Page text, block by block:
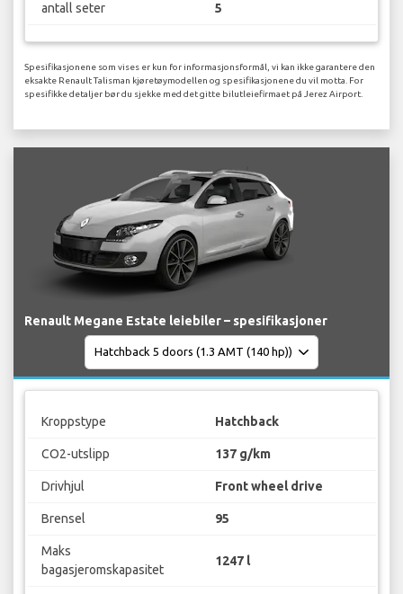
antall seter 5
Spesifikasjonene som vises er kun for informasjonsformål, vi kan ikke garantere den
eksakte Renault Talisman kjøretøymodellen og spesifikasjonene du vil motta. For
spesifikke detaljer bør du sjekke med det gitte bilutleiefirmaet på Jerez Airport.
Renault Megane Estate leiebiler – spesifikasjoner
Kroppstype Hatchback
CO2-utslipp 137 g/km
Drivhjul Front wheel drive
Brensel 95
Maks
bagasjeromskapasitet
1247 l